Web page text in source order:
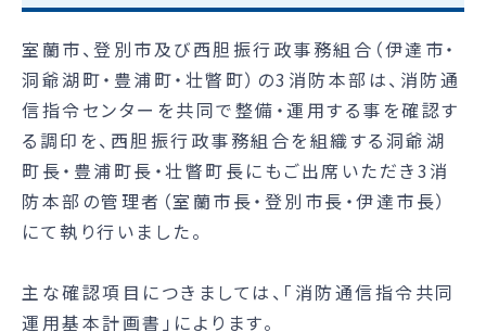
室蘭市、登別市及び西胆振行政事務組合（伊達市・
洞爺湖町・豊浦町・壮瞥町）の3消防本部は、消防通
信指令センターを共同で整備・運用する事を確認す
る調印を、西胆振行政事務組合を組織する洞爺湖
町長・豊浦町長・壮瞥町長にもご出席いただき3消
防本部の管理者（室蘭市長・登別市長・伊達市長）
にて執り行いました。
主な確認項目につきましては、「消防通信指令共同
運用基本計画書」によります。